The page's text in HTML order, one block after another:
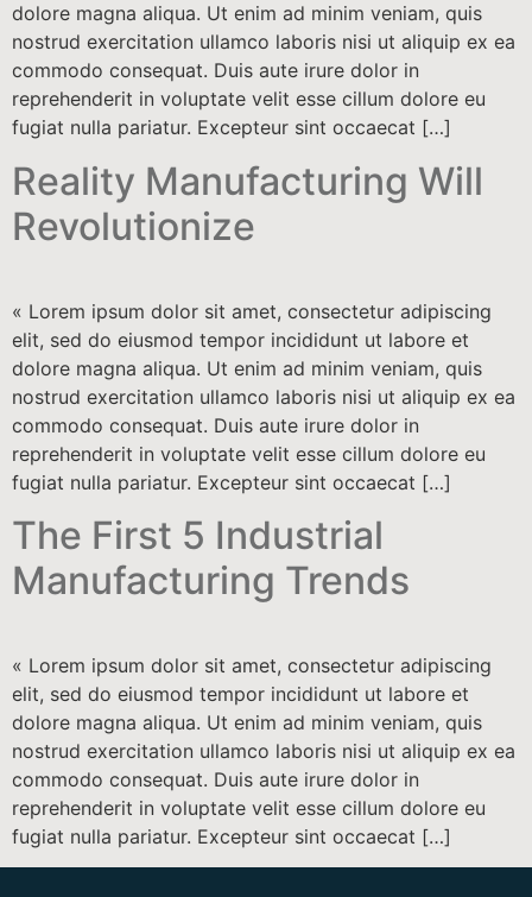
dolore magna aliqua. Ut enim ad minim veniam, quis
nostrud exercitation ullamco laboris nisi ut aliquip ex ea
commodo consequat. Duis aute irure dolor in
reprehenderit in voluptate velit esse cillum dolore eu
fugiat nulla pariatur. Excepteur sint occaecat […]
Reality Manufacturing Will
Revolutionize
« Lorem ipsum dolor sit amet, consectetur adipiscing
elit, sed do eiusmod tempor incididunt ut labore et
dolore magna aliqua. Ut enim ad minim veniam, quis
nostrud exercitation ullamco laboris nisi ut aliquip ex ea
commodo consequat. Duis aute irure dolor in
reprehenderit in voluptate velit esse cillum dolore eu
fugiat nulla pariatur. Excepteur sint occaecat […]
The First 5 Industrial
Manufacturing Trends
« Lorem ipsum dolor sit amet, consectetur adipiscing
elit, sed do eiusmod tempor incididunt ut labore et
dolore magna aliqua. Ut enim ad minim veniam, quis
nostrud exercitation ullamco laboris nisi ut aliquip ex ea
commodo consequat. Duis aute irure dolor in
reprehenderit in voluptate velit esse cillum dolore eu
fugiat nulla pariatur. Excepteur sint occaecat […]